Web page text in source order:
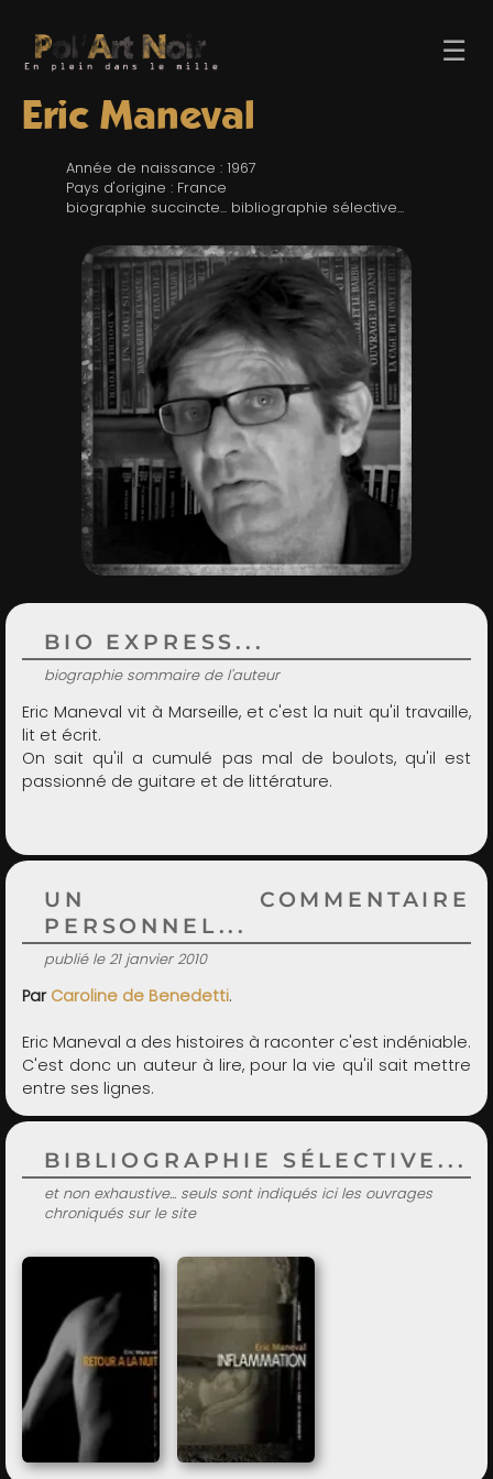
☰
TROMBINO
RECHERCHE
LIENS & FESTIVALS
UN POLAR AU HASARD
Éric Maneval
Année de naissance : 1967
Pays d'origine : France
biographie succincte... bibliographie sélective...
UN COMMENTAIRE
PERSONNEL...
publié le 21 janvier 2010
Par Caroline de Benedetti.
Eric Maneval a des histoires à raconter c'est indéniable.
C'est donc un auteur à lire, pour la vie qu'il sait mettre
entre ses lignes.
BIO EXPRESS...
biographie sommaire de l'auteur
Eric Maneval vit à Marseille, et c'est la nuit qu'il travaille,
lit et écrit.
On sait qu'il a cumulé pas mal de boulots, qu'il est
passionné de guitare et de littérature.
BIBLIOGRAPHIE SÉLECTIVE...
et non exhaustive... seuls sont indiqués ici les ouvrages
chroniqués sur le site